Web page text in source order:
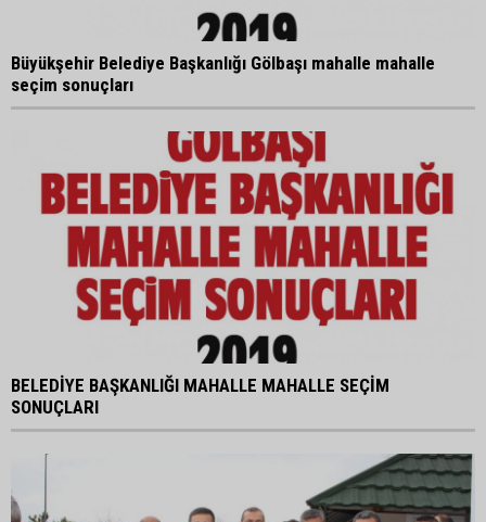
Büyükşehir Belediye Başkanlığı Gölbaşı mahalle mahalle
seçim sonuçları
BELEDİYE BAŞKANLIĞI MAHALLE MAHALLE SEÇİM
SONUÇLARI